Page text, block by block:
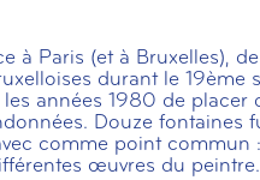
à Paris (et à Bruxelles),
durant le 19ème
années 1980 de
Douze fontaines
comme point commun
œuvres du peintre.